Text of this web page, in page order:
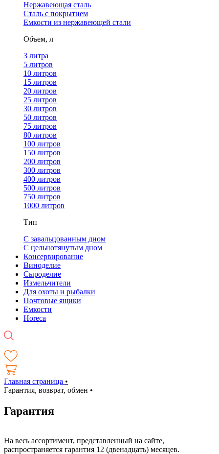
Нержавеющая сталь
Сталь с покрытием
Емкости из нержавеющей стали
Объем, л
3 литра
5 литров
10 литров
15 литров
20 литров
25 литров
30 литров
50 литров
75 литров
80 литров
100 литров
150 литров
200 литров
300 литров
400 литров
500 литров
750 литров
1000 литров
Тип
С завальцованным дном
С цельнотянутым дном
Консервирование
Виноделие
Сыроделие
Измельчители
Для охоты и рыбалки
Почтовые ящики
Емкости
Horeca
Главная страница •
Гарантия, возврат, обмен •
Гарантия
На весь ассортимент, представленный на сайте,
распространяется гарантия 12 (двенадцать) месяцев.